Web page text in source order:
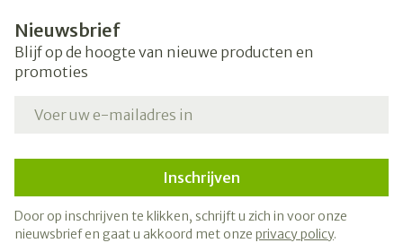
Nieuwsbrief
Blijf op de hoogte van nieuwe producten en
promoties
Inschrijven
Door op inschrijven te klikken, schrijft u zich in voor onze
nieuwsbrief en gaat u akkoord met onze privacy policy.